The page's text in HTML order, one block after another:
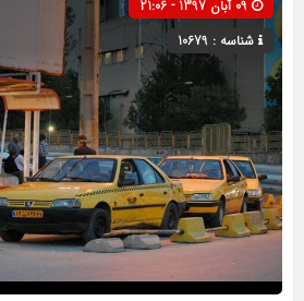
شناسه : 10679